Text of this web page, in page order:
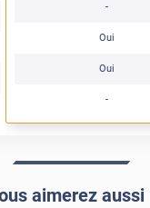
-
Oui
Oui
-
aimerez aussi